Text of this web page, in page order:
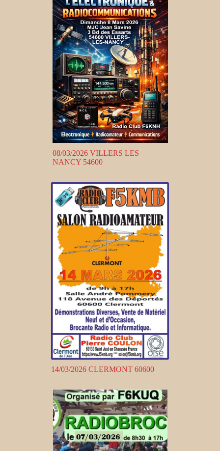
08/03/2026 VILLERS LES
NANCY 54600
14/03/2026 CLERMONT 60600